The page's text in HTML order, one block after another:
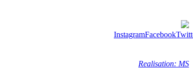
InstagramFacebook
Realisation: MS